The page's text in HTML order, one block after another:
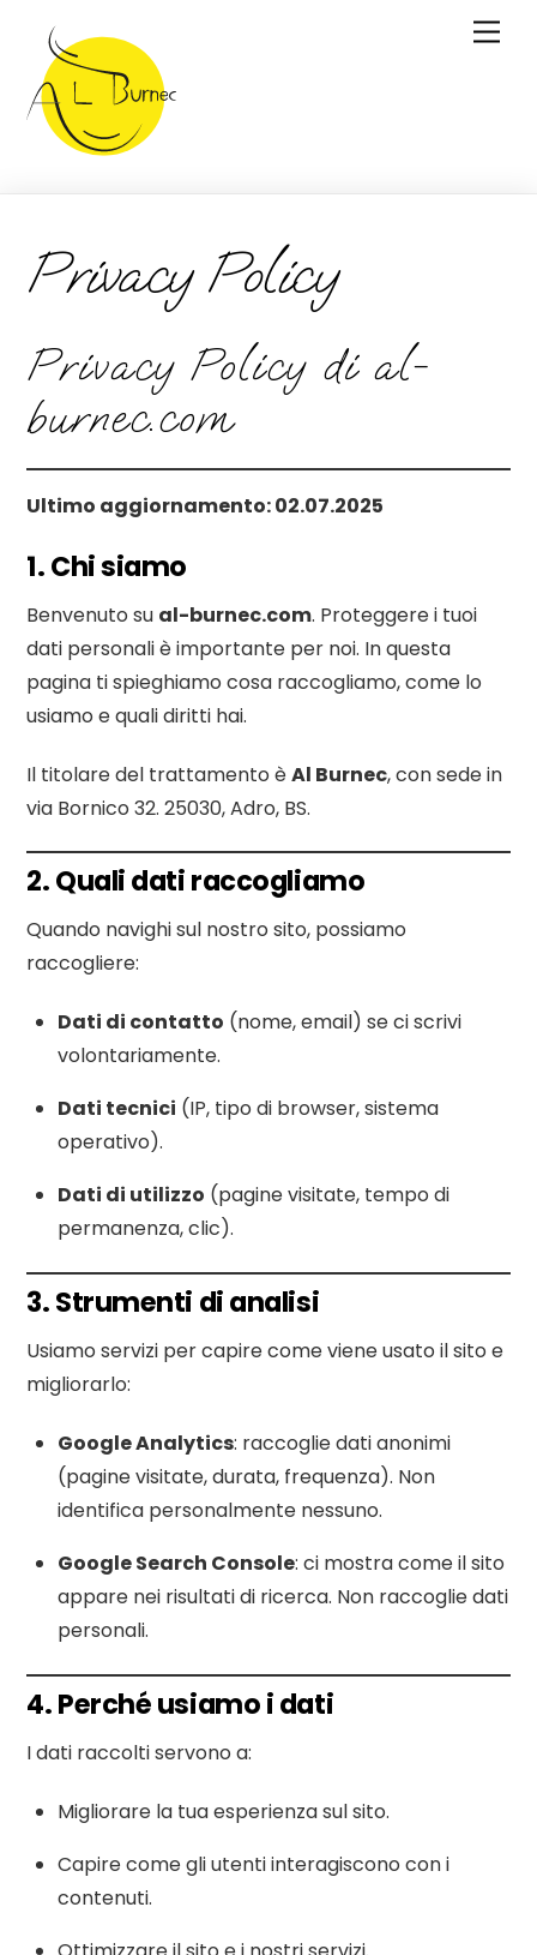
content
Privacy Policy
Privacy Policy di al-
burnec.com
Ultimo aggiornamento: 02.07.2025
1. Chi siamo
Benvenuto su al-burnec.com. Proteggere i tuoi
dati personali è importante per noi. In questa
pagina ti spieghiamo cosa raccogliamo, come lo
usiamo e quali diritti hai.
Il titolare del trattamento èAl Burnec, con sede in
via Bornico 32. 25030, Adro, BS.
2. Quali dati raccogliamo
Quando navighi sul nostro sito, possiamo
raccogliere:
Dati di contatto (nome, email) se ci scrivi
volontariamente.
Dati tecnici (IP, tipo di browser, sistema
operativo).
Dati di utilizzo (pagine visitate, tempo di
permanenza, clic).
3. Strumenti di analisi
Usiamo servizi per capire come viene usato il sito e
migliorarlo:
Google Analytics: raccoglie dati anonimi
(pagine visitate, durata, frequenza). Non
identifica personalmente nessuno.
Google Search Console: ci mostra come il sito
appare nei risultati di ricerca. Non raccoglie dati
personali.
4. Perché usiamo i dati
I dati raccolti servono a:
Migliorare la tua esperienza sul sito.
Capire come gli utenti interagiscono con i
contenuti.